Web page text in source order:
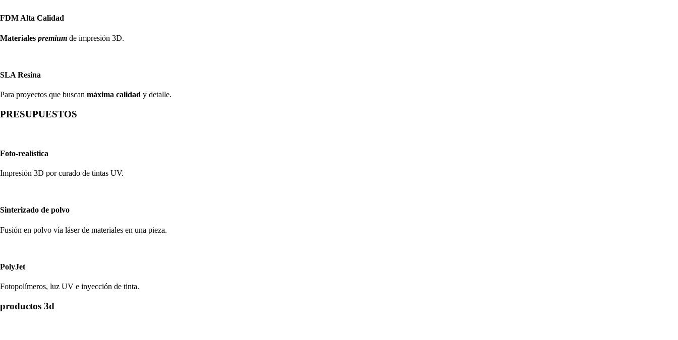
FDM Alta Calidad
Materiales premium de impresión 3D.
SLA Resina
Para proyectos que buscan máxima calidad y detalle.
PRESUPUESTOS
Foto-realística
Impresión 3D por curado de tintas UV.
Sinterizado de polvo
Fusión en polvo vía láser de materiales en una pieza.
PolyJet
Fotopolímeros, luz UV e inyección de tinta.
productos 3d